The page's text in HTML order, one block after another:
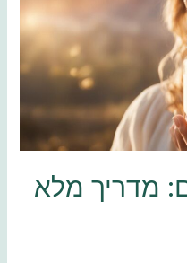
מדריך מלא